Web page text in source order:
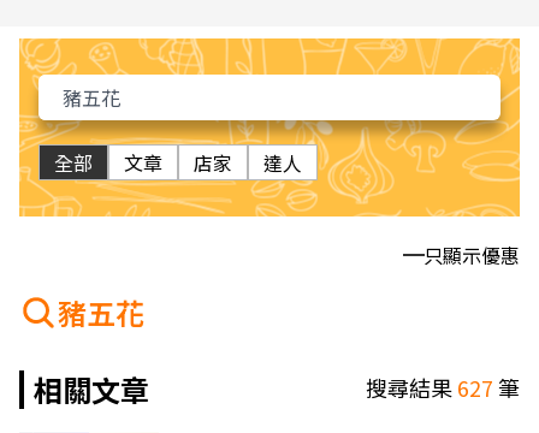
全部 文章 店家 達人
只顯示優惠
豬五花
相關文章
搜尋結果627筆